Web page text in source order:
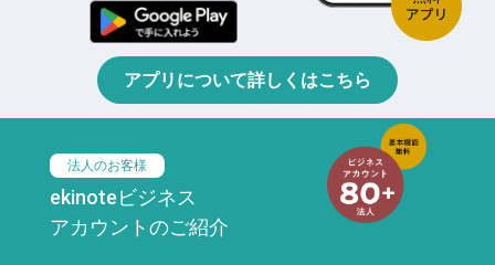
アプリについて詳しくはこちら
法人のお客様
ekinoteビジネス
アカウントのご紹介